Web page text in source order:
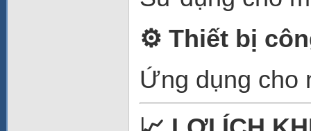
⚙️ Thiết bị
Ứng dụng cho